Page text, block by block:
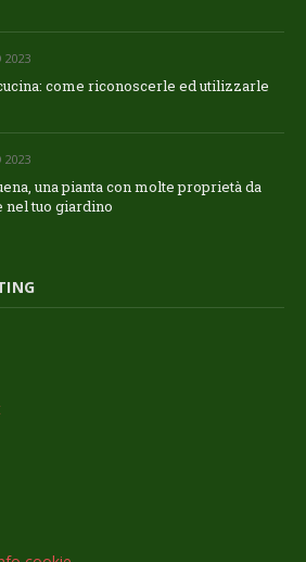
2023
come riconoscerle ed utilizzarle
2023
una pianta con molte proprietà da
nel tuo giardino